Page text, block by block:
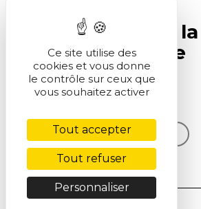
Abonnez-vous à
SCF Info en ligne
S'inscrire
Voir la dernière lettre
Ce site utilise des
cookies et vous donne
le contrôle sur ceux que
vous souhaitez activer
Tout accepter
Tout refuser
Personnaliser